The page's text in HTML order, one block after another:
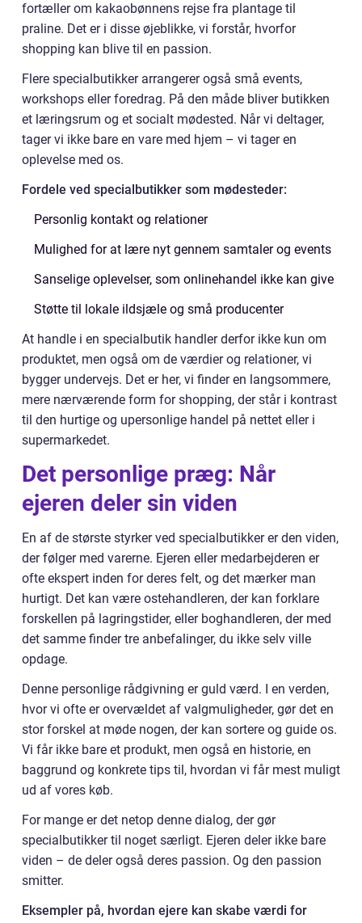
fortæller om kakaobønnens rejse fra plantage til
praline. Det er i disse øjeblikke, vi forstår, hvorfor
shopping kan blive til en passion.
Flere specialbutikker arrangerer også små events,
workshops eller foredrag. På den måde bliver butikken
et læringsrum og et socialt mødested. Når vi deltager,
tager vi ikke bare en vare med hjem – vi tager en
oplevelse med os.
Fordele ved specialbutikker som mødesteder:
Personlig kontakt og relationer
Mulighed for at lære nyt gennem samtaler og events
Sanselige oplevelser, som onlinehandel ikke kan give
Støtte til lokale ildsjæle og små producenter
At handle i en specialbutik handler derfor ikke kun om
produktet, men også om de værdier og relationer, vi
bygger undervejs. Det er her, vi finder en langsommere,
mere nærværende form for shopping, der står i kontrast
til den hurtige og upersonlige handel på nettet eller i
supermarkedet.
Det personlige præg: Når
ejeren deler sin viden
En af de største styrker ved specialbutikker er den viden,
der følger med varerne. Ejeren eller medarbejderen er
ofte ekspert inden for deres felt, og det mærker man
hurtigt. Det kan være ostehandleren, der kan forklare
forskellen på lagringstider, eller boghandleren, der med
det samme finder tre anbefalinger, du ikke selv ville
opdage.
Denne personlige rådgivning er guld værd. I en verden,
hvor vi ofte er overvældet af valgmuligheder, gør det en
stor forskel at møde nogen, der kan sortere og guide os.
Vi får ikke bare et produkt, men også en historie, en
baggrund og konkrete tips til, hvordan vi får mest muligt
ud af vores køb.
For mange er det netop denne dialog, der gør
specialbutikker til noget særligt. Ejeren deler ikke bare
viden – de deler også deres passion. Og den passion
smitter.
Eksempler på, hvordan ejere kan skabe værdi for